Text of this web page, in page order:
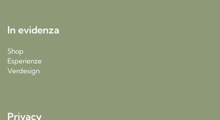
In evidenza
Shop
Esperienze
Verdesign
Privacy